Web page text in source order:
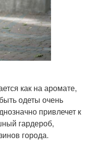
как на аромате,
одеты очень
привлечет к
гардероб,
города.